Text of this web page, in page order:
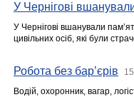
У Чернігові
У Чернігові вшанували
цивільних осіб, які були
Робота без бар’єрів
Водій, охоронник, вагар,